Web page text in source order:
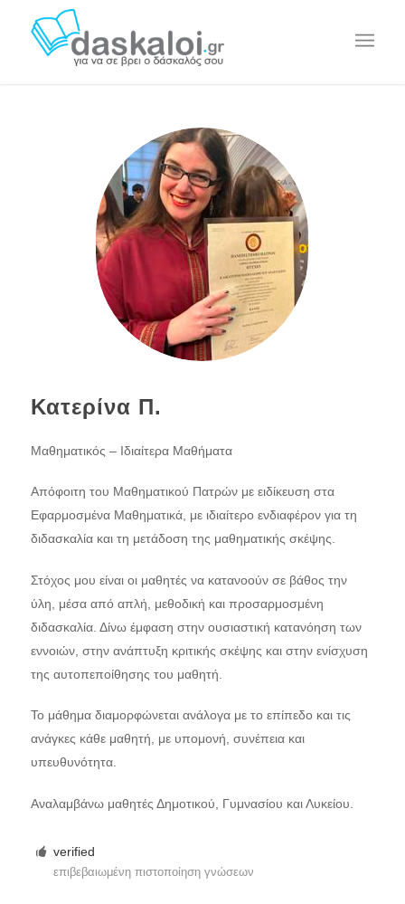
Κατερίνα Π.
Μαθηματικός – Ιδιαίτερα Μαθήματα
Απόφοιτη του Μαθηματικού Πατρών με ειδίκευση στα
Εφαρμοσμένα Μαθηματικά, με ιδιαίτερο ενδιαφέρον για τη
διδασκαλία και τη μετάδοση της μαθηματικής σκέψης.
Στόχος μου είναι οι μαθητές να κατανοούν σε βάθος την
ύλη, μέσα από απλή, μεθοδική και προσαρμοσμένη
διδασκαλία. Δίνω έμφαση στην ουσιαστική κατανόηση των
εννοιών, στην ανάπτυξη κριτικής σκέψης και στην ενίσχυση
της αυτοπεποίθησης του μαθητή.
Το μάθημα διαμορφώνεται ανάλογα με το επίπεδο και τις
ανάγκες κάθε μαθητή, με υπομονή, συνέπεια και
υπευθυνότητα.
Αναλαμβάνω μαθητές Δημοτικού, Γυμνασίου και Λυκείου.
verified
επιβεβαιωμένη πιστοποίηση γνώσεων